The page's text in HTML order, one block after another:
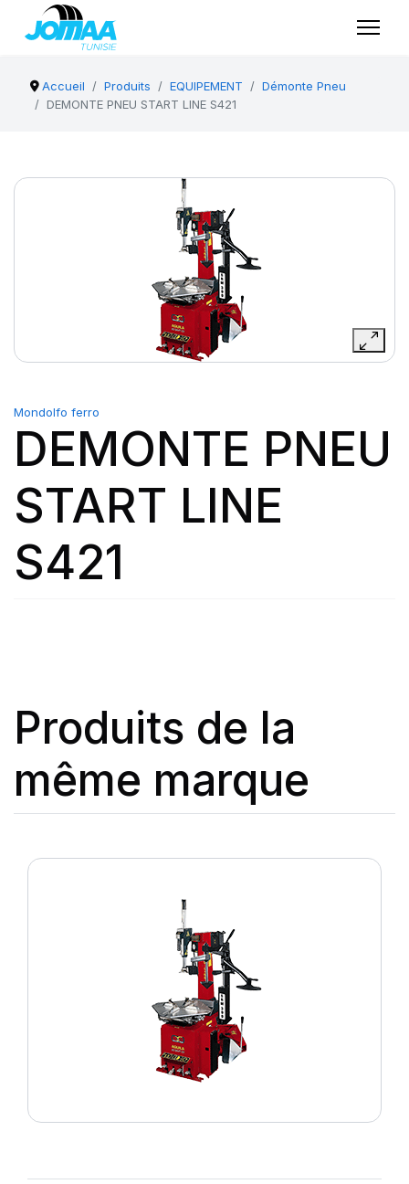
Accueil Produits EQUIPEMENT
Démonte Pneu
DEMONTE PNEU START LINE S421
Mondolfo ferro
DEMONTE PNEU
START LINE
S421
Produits de la
même marque